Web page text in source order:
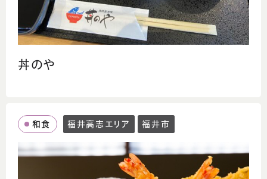
丼のや
和食 福井高志エリア 福井市